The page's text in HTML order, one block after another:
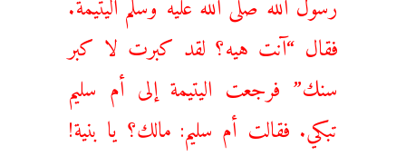
فقال “‌آنت ‌هيه؟ ‌لقد ‌كبرت لا كبر
سنك” فرجعت اليتيمة إلى أم سليم
تبكي. فقالت أم سليم: مالك؟ يا بنية!